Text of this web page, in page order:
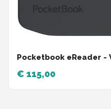
Pocketbook eReader -
€ 115,00